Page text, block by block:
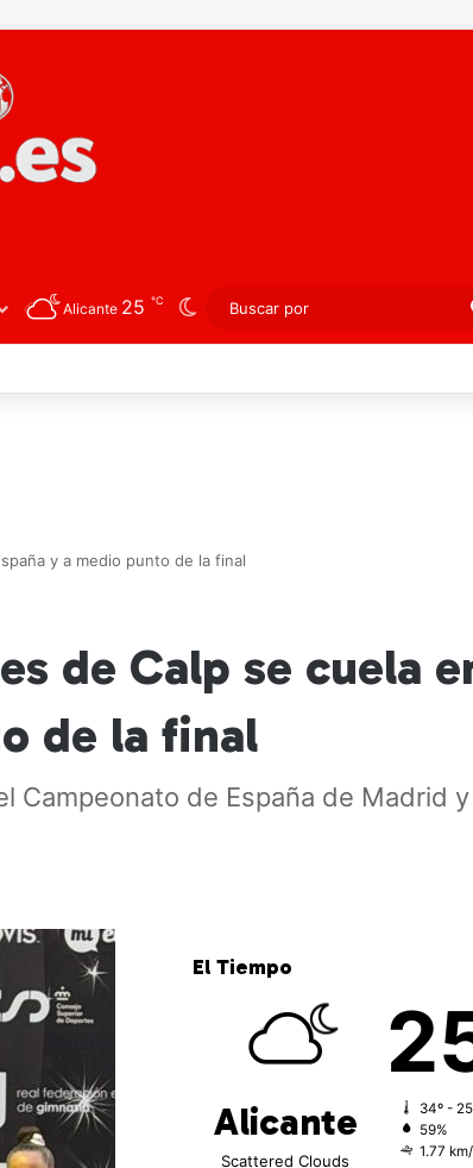
Alicante 25 ℃ Switch skin
que lucharán ahora por el bronce europeo
y a medio punto de la final
de Calp se cuela
de la final
Campeonato de España de Madrid y
El Tiempo
Alicante
Scattered Clouds
34º -
59%
1.77